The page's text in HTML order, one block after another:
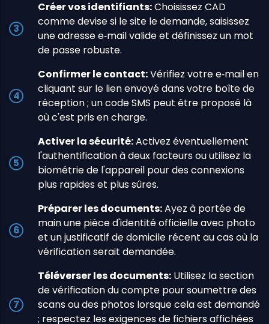
Créer vos identifiants:Choisissez CAD
comme devise si le site le demande, saisissez
une adresse e‑mail valide et définissez un mot
de passe robuste.
Confirmer le contact:Vérifiez votre e‑mail en
cliquant sur le lien envoyé dans votre boîte de
réception ; un code SMS peut être proposé là
où c'est pris en charge.
Activer la sécurité:Activez éventuellement
l'authentification à deux facteurs ou utilisez la
biométrie de l'appareil pour des connexions
plus rapides et plus sûres.
Préparer les documents:Ayez à portée de
main une pièce d'identité officielle avec photo
et un justificatif de domicile récent au cas où la
vérification serait demandée.
Téléverser les documents: Utilisez la section
de vérification du compte pour soumettre des
scans ou des photos lorsque cela est demandé
; respectez les exigences de fichiers affichées